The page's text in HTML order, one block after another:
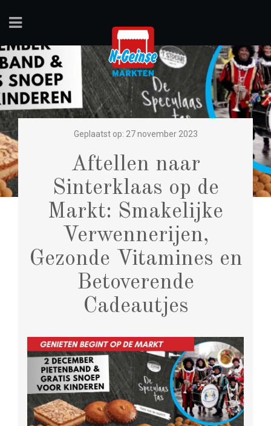
Geplaatst op: 27 november 2023
Aftellen naar
Sinterklaas op de
Markt: Smakelijke
Verwennerijen,
Gezonde Vitamines en
Betoverende
Cadeautjes